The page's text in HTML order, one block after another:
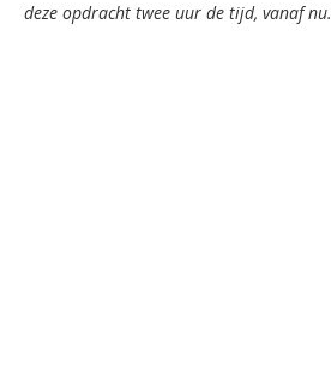
deze opdracht twee uur de tijd, vanaf nu.